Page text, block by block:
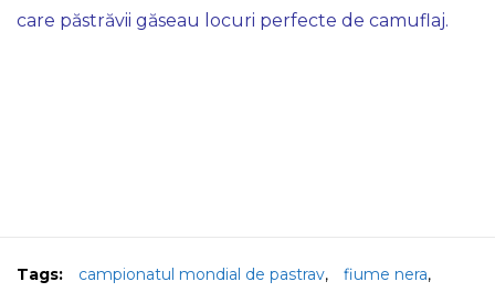
care păstrăvii găseau locuri perfecte de camuflaj.
Tags: campionatul mondial de pastrav, fiume nera,